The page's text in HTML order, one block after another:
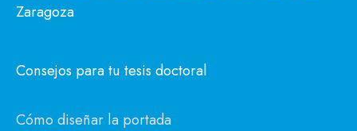
Zaragoza
Consejos para tu tesis doctoral
Cómo diseñar la portada